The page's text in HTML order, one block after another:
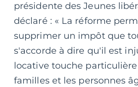
présidente des Jeunes
déclaré : « La réforme
supprimer un impôt que
s'accorde à dire qu'il est
locative touche
familles et les personnes